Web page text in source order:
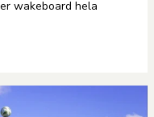
wakeboard hela